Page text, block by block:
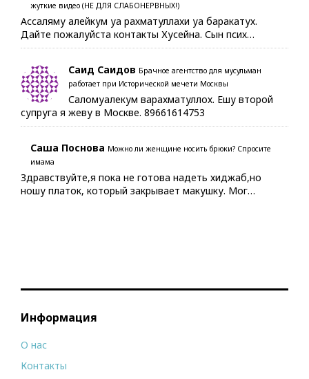
жуткие видео (НЕ ДЛЯ СЛАБОНЕРВНЫХ!)
Ассаляму алейкум уа рахматуллахи уа баракатух.
Дайте пожалуйста контакты Хусейна. Сын псих…
Саид Саидов Брачное агентство для мусульман
работает при Исторической мечети Москвы
Саломуалекум варахматуллох. Ешу второй
супруга я жеву в Москве. 89661614753
Саша Поснова Можно ли женщине носить брюки? Спросите
имама
Здравствуйте,я пока не готова надеть хиджаб,но
ношу платок, который закрывает макушку. Мог…
Информация
О нас
Контакты